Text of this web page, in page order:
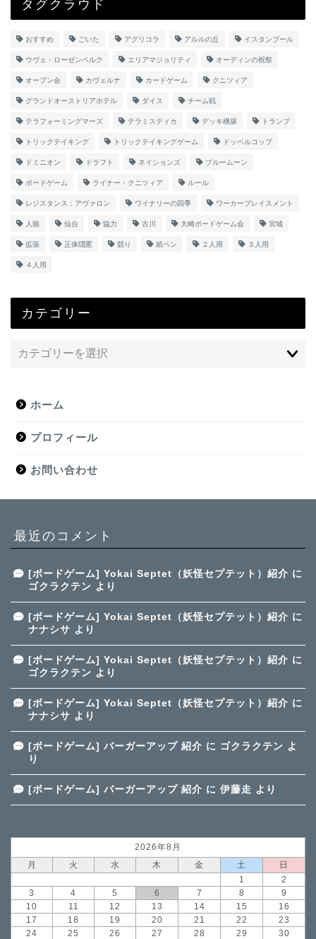
タグクラウド
おすすめ ごいた アグリコラ アルルの丘 イスタンブール
ウヴェ・ローゼンベルク エリアマジョリティ オーディンの祝祭
オープン会 カヴェルナ カードゲーム クニツィア
グランドオーストリアホテル ダイス チーム戦
テラフォーミングマーズ テラミスティカ デッキ構築 トランプ
トリックテイキング トリックテイキングゲーム ドッペルコップ
ドミニオン ドラフト ネイションズ ブルームーン
ボードゲーム ライナー・クニツィア ルール
レジスタンス：アヴァロン ワイナリーの四季 ワーカープレイスメント
人狼 仙台 協力 古川 大崎ボードゲーム会 宮城
拡張 正体隠匿 競り 紙ペン ２人用 ３人用
４人用
カテゴリー
ホーム
プロフィール
お問い合わせ
最近のコメント
[ボードゲーム] Yokai Septet（妖怪セプテット）紹介 に
ゴクラクテン より
[ボードゲーム] Yokai Septet（妖怪セプテット）紹介 に
ナナシサ より
[ボードゲーム] Yokai Septet（妖怪セプテット）紹介 に
ゴクラクテン より
[ボードゲーム] Yokai Septet（妖怪セプテット）紹介 に
ナナシサ より
[ボードゲーム] バーガーアップ 紹介 に ゴクラクテン よ
り
[ボードゲーム] バーガーアップ 紹介 に 伊藤走 より
2026年8月
月
火 水 木 金 土
日
1
2
3
4 5 6 7 8
9
10
11 12 13 14 15
16
17
18 19 20 21 22
23
24
25 26 27 28 29 30